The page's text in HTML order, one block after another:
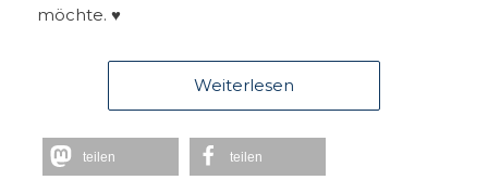
möchte. ♥
Weiterlesen
teilen teilen